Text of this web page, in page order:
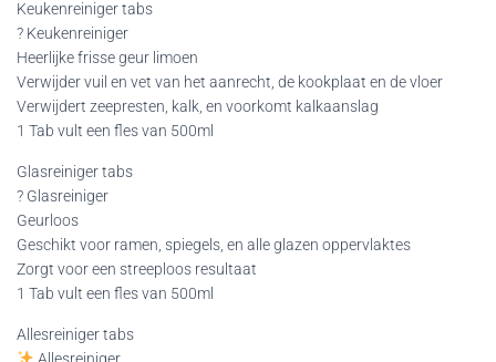
Keukenreiniger tabs
? Keukenreiniger
Heerlijke frisse geur limoen
Verwijder vuil en vet van het aanrecht, de kookplaat en de vloer
Verwijdert zeepresten, kalk, en voorkomt kalkaanslag
1 Tab vult een fles van 500ml
Glasreiniger tabs
? Glasreiniger
Geurloos
Geschikt voor ramen, spiegels, en alle glazen oppervlaktes
Zorgt voor een streeploos resultaat
1 Tab vult een fles van 500ml
Allesreiniger tabs